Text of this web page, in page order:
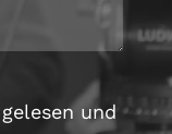
und